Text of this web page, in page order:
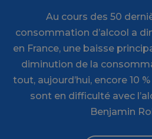
Au cours des 50
consommation d’alcool a
en France, une baisse
diminution de la
tout, aujourd’hui, encore 10
sont en difficulté avec
Benjamin